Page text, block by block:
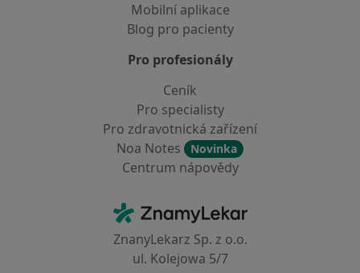
Mobilní aplikace
Blog pro pacienty
Pro profesionály
Ceník
Pro specialisty
Pro zdravotnická zařízení
Noa Notes
Novinka
Centrum nápovědy
ZnamyLekar - Hlavní stránka
ZnanyLekarz Sp. z o.o.
ul. Kolejowa 5/7